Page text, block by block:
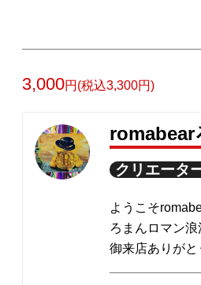
3,000円(税込3,300円)
romabear
クリエータ
ようこそ
ろまんロマン浪
御来店ありが